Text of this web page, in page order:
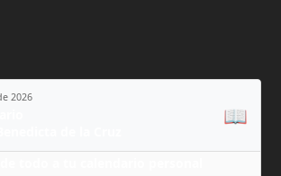
2026
📖
todo a tu calendario personal